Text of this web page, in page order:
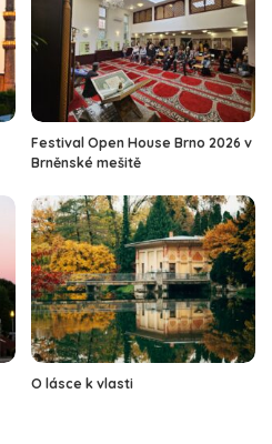
Festival Open House Brno 2026 v
Brněnské mešitě
O lásce k vlasti